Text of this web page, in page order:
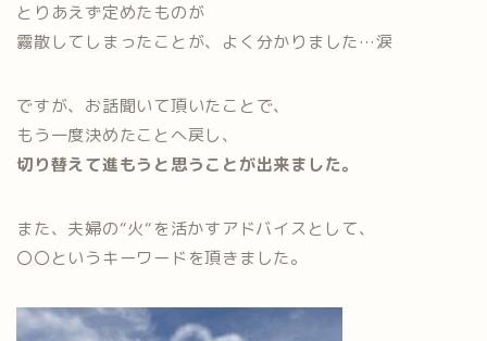
とりあえず定めたものが
霧散してしまったことが、よく分かりました…涙
ですが、お話聞いて頂いたことで、
もう一度決めたことへ戻し、
切り替えて進もうと思うことが出来ました。
また、夫婦の“火“を活かすアドバイスとして、
〇〇というキーワードを頂きました。